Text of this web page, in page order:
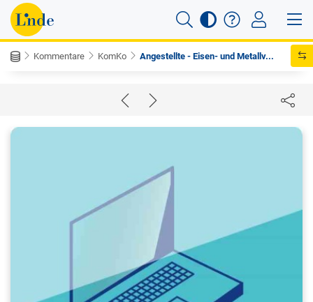
Kommentare KomKo Angestellte - Eisen- und Metallv...